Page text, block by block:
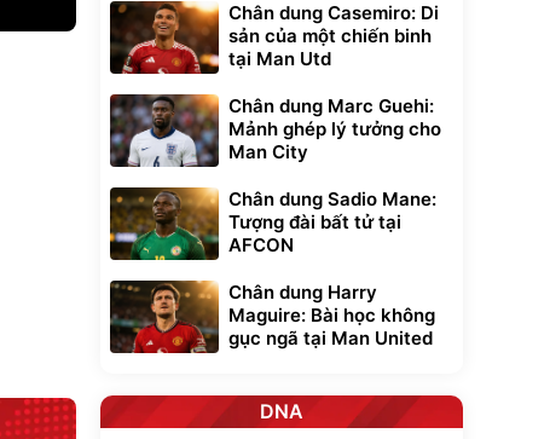
Bụi Lau
001 -
Unmute
Vali Bamozo
Khung Nhôm
9066 Size
20/24/28 Cao Cấp
1.000.000đ
825.000đ
Flash Sale
Lót ghế ôtô, nâng
lưng chống nóng
trong di chuyển
295.000đ
Đã bán nhiều
Chân dung Casemiro: Di
sản của một chiến binh
tại Man Utd
Chân dung Marc Guehi:
Mảnh ghép lý tưởng cho
Man City
Chân dung Sadio Mane:
Tượng đài bất tử tại
AFCON
Chân dung Harry
Maguire: Bài học không
gục ngã tại Man United
DNA